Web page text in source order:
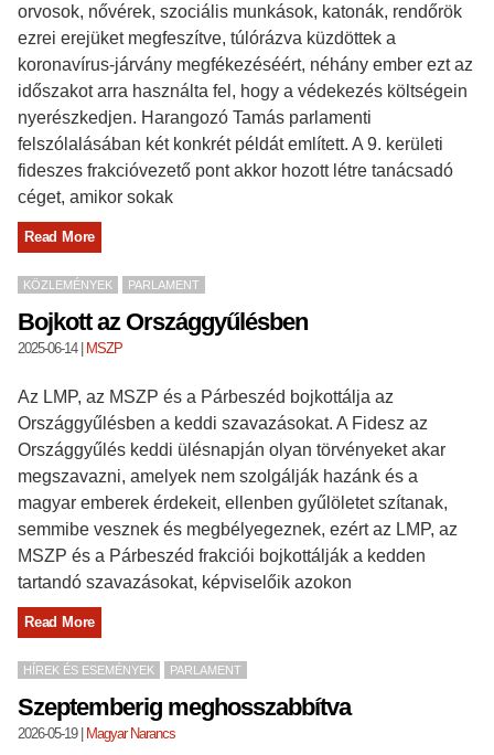
orvosok, nővérek, szociális munkások, katonák, rendőrök
ezrei erejüket megfeszítve, túlórázva küzdöttek a
koronavírus-járvány megfékezéséért, néhány ember ezt az
időszakot arra használta fel, hogy a védekezés költségein
nyerészkedjen. Harangozó Tamás parlamenti
felszólalásában két konkrét példát említett. A 9. kerületi
fideszes frakcióvezető pont akkor hozott létre tanácsadó
céget, amikor sokak
Read More
KÖZLEMÉNYEK PARLAMENT
Bojkott az Országgyűlésben
2025-06-14| MSZP
Az LMP, az MSZP és a Párbeszéd bojkottálja az
Országgyűlésben a keddi szavazásokat. A Fidesz az
Országgyűlés keddi ülésnapján olyan törvényeket akar
megszavazni, amelyek nem szolgálják hazánk és a
magyar emberek érdekeit, ellenben gyűlöletet szítanak,
semmibe vesznek és megbélyegeznek, ezért az LMP, az
MSZP és a Párbeszéd frakciói bojkottálják a kedden
tartandó szavazásokat, képviselőik azokon
Read More
HÍREK ÉS ESEMÉNYEK PARLAMENT
Szeptemberig meghosszabbítva
2026-05-19| Magyar Narancs